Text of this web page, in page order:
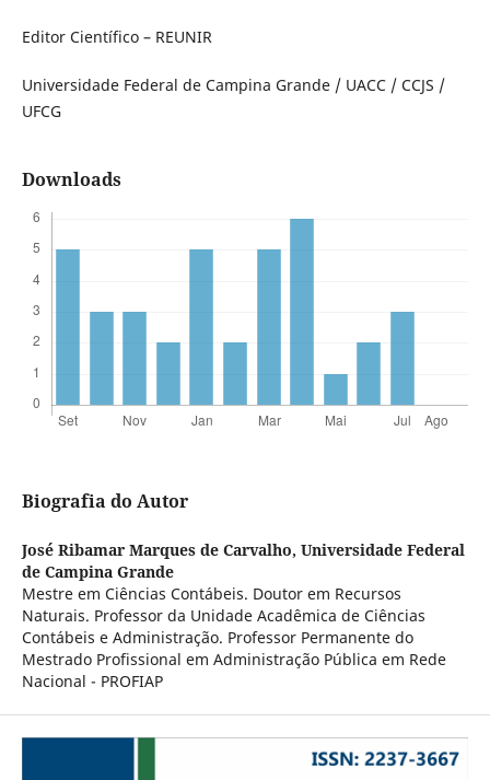
Editor Científico – REUNIR
Universidade Federal de Campina Grande / UACC / CCJS /
UFCG
Downloads
Biografia do Autor
José Ribamar Marques de Carvalho, Universidade Federal
de Campina Grande
Mestre em Ciências Contábeis. Doutor em Recursos
Naturais. Professor da Unidade Acadêmica de Ciências
Contábeis e Administração. Professor Permanente do
Mestrado Profissional em Administração Pública em Rede
Nacional - PROFIAP